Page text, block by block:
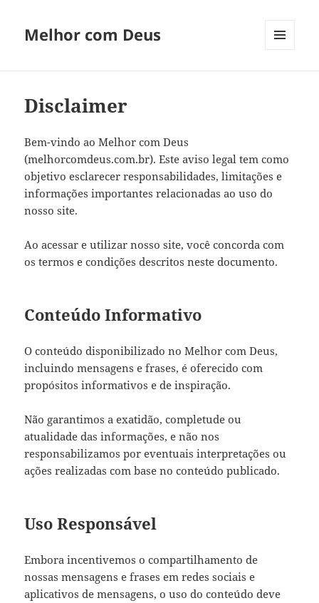
Melhor com Deus
Disclaimer
Bem-vindo ao Melhor com Deus
(melhorcomdeus.com.br). Este aviso legal tem como
objetivo esclarecer responsabilidades, limitações e
informações importantes relacionadas ao uso do
nosso site.
Ao acessar e utilizar nosso site, você concorda com
os termos e condições descritos neste documento.
Conteúdo Informativo
O conteúdo disponibilizado no Melhor com Deus,
incluindo mensagens e frases, é oferecido com
propósitos informativos e de inspiração.
Não garantimos a exatidão, completude ou
atualidade das informações, e não nos
responsabilizamos por eventuais interpretações ou
ações realizadas com base no conteúdo publicado.
Uso Responsável
Embora incentivemos o compartilhamento de
nossas mensagens e frases em redes sociais e
aplicativos de mensagens, o uso do conteúdo deve